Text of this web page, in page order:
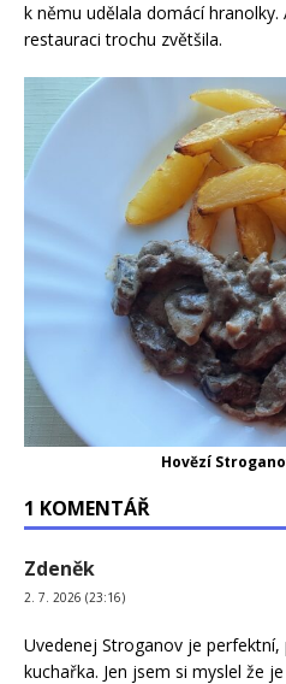
k němu udělala domácí
restauraci trochu zvětšila.
Hovězí
1 KOMENTÁŘ
Zdeněk
2. 7. 2026 (23:16)
Uvedenej Stroganov je
kuchařka. Jen jsem si myslel že